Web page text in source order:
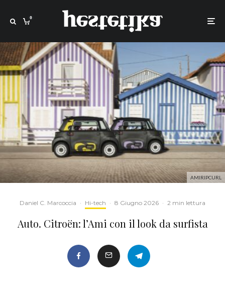
0
AMIRIPCURL
Daniel C. Marcoccia · Hi-tech · 8 Giugno 2026 · 2 min lettura
Auto. Citroën: l’Ami con il look da surfista